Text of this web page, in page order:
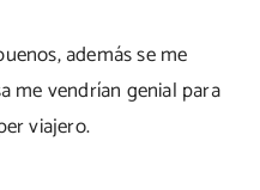
además se me
me vendrían genial para
viajero.